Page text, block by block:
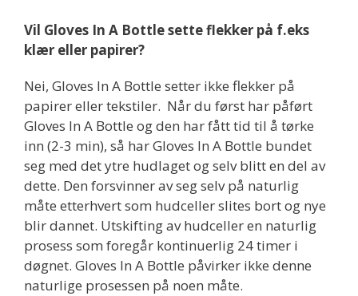
Vil Gloves In A Bottle sette flekker på f.eks
klær eller papirer?
Nei, Gloves In A Bottle setter ikke flekker på
papirer eller tekstiler. Når du først har påført
Gloves In A Bottle og den har fått tid til å tørke
inn (2-3 min), så har Gloves In A Bottle bundet
seg med det ytre hudlaget og selv blitt en del av
dette. Den forsvinner av seg selv på naturlig
måte etterhvert som hudceller slites bort og nye
blir dannet. Utskifting av hudceller en naturlig
prosess som foregår kontinuerlig 24 timer i
døgnet. Gloves In A Bottle påvirker ikke denne
naturlige prosessen på noen måte.